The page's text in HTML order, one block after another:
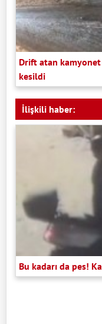
Drift atan
kesildi
İlişkili haber:
Bu kadarı da pes!